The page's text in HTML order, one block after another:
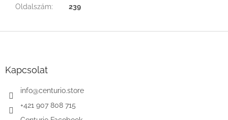
Oldalszám: 239
Kapcsolat
info@centurio.store
+421 907 808 715